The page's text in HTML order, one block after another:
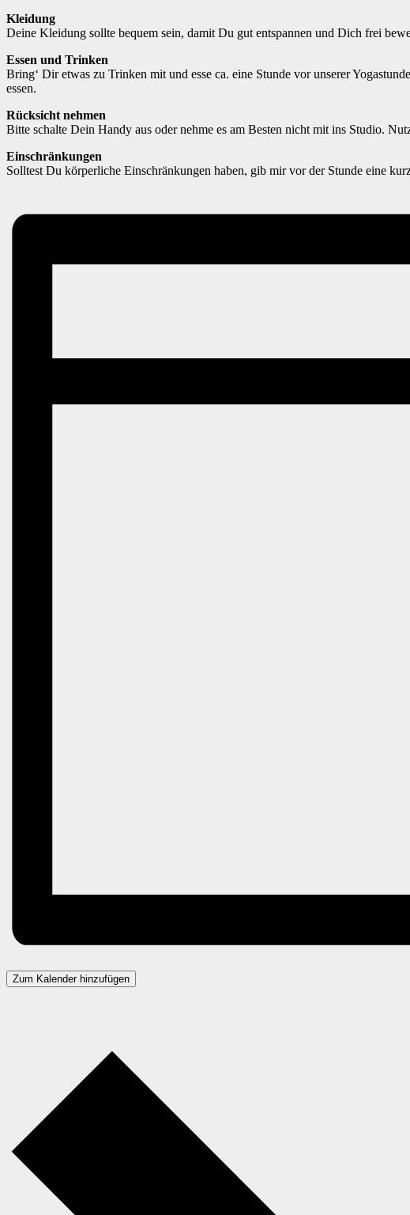
Kleidung
Deine Kleidung sollte bequem sein, damit Du gut entspannen und Dich frei
Essen und Trinken
Bring‘ Dir etwas zu Trinken mit und esse ca. eine Stunde vor unserer
essen.
Rücksicht nehmen
Bitte schalte Dein Handy aus oder nehme es am Besten nicht mit ins Studio.
Einschränkungen
Solltest Du körperliche Einschränkungen haben, gib mir vor der Stunde eine
Zum Kalender hinzufügen